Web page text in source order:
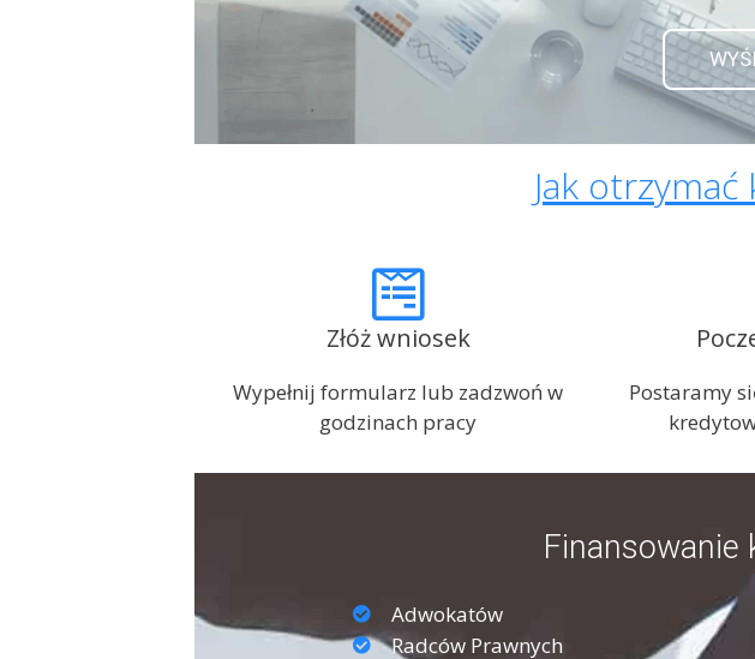
Jak
Złóż wniosek
Wypełnij formularz lub zadzwoń w
godzinach pracy
Postaramy
Finansowanie
Adwokatów
Radców Prawnych